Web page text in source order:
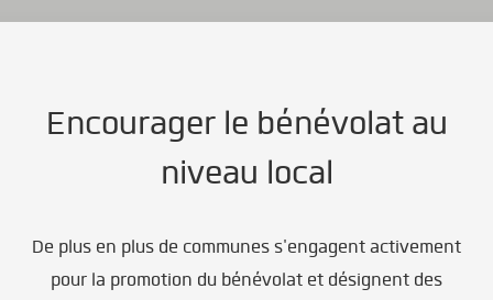
Encourager le bénévolat au
niveau local
De plus en plus de communes s'engagent activement
pour la promotion du bénévolat et désignent des